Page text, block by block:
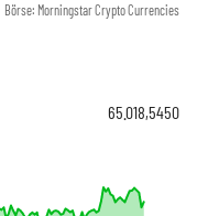
Börse: Morningstar Crypto Currencies
65.018,5450